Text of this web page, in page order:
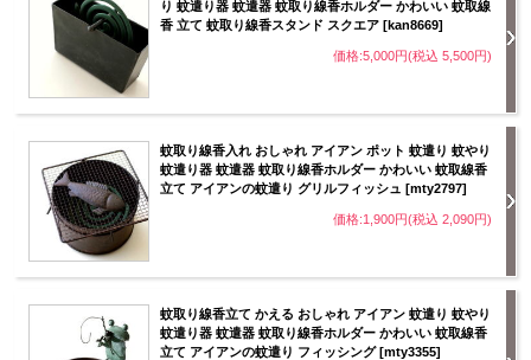
り 蚊遣り器 蚊遣器 蚊取り線香ホルダー かわいい 蚊取線
香 立て 蚊取り線香スタンド スクエア [kan8669]
価格:5,000円(税込 5,500円)
蚊取り線香入れ おしゃれ アイアン ポット 蚊遣り 蚊やり
蚊遣り器 蚊遣器 蚊取り線香ホルダー かわいい 蚊取線香
立て アイアンの蚊遣り グリルフィッシュ [mty2797]
価格:1,900円(税込 2,090円)
蚊取り線香立て かえる おしゃれ アイアン 蚊遣り 蚊やり
蚊遣り器 蚊遣器 蚊取り線香ホルダー かわいい 蚊取線香
立て アイアンの蚊遣り フィッシング [mty3355]